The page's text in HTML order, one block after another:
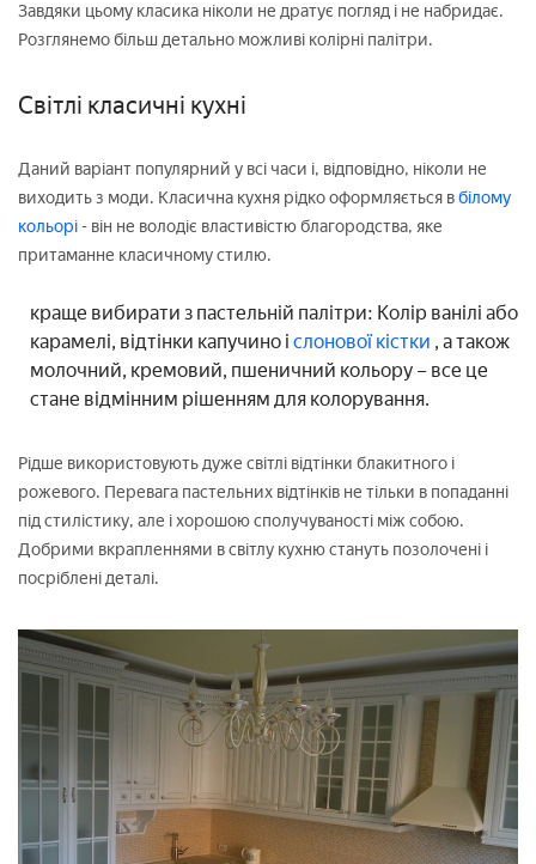
Завдяки цьому класика ніколи не дратує погляд і не набридає.
Розглянемо більш детально можливі колірні палітри.
Світлі класичні кухні
Даний варіант популярний у всі часи і, відповідно, ніколи не
виходить з моди. Класична кухня рідко оформляється вбілому
кольорі - він не володіє властивістю благородства, яке
притаманне класичному стилю.
краще вибирати з пастельній палітри: Колір ванілі або
карамелі, відтінки капучино і слонової кістки , а також
молочний, кремовий, пшеничний кольору – все це
стане відмінним рішенням для колорування.
Рідше використовують дуже світлі відтінки блакитного і
рожевого. Перевага пастельних відтінків не тільки в попаданні
під стилістику, але і хорошою сполучуваності між собою.
Добрими вкрапленнями в світлу кухню стануть позолочені і
посріблені деталі.